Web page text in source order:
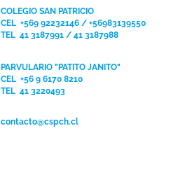
COLEGIO SAN PATRICIO
CEL +569 92232146 / +56983139550
TEL 41 3187991 / 41 3187988
PARVULARIO "PATITO JANITO"
CEL +56 9 6170 8210
TEL 41 3220493
contacto@cspch.cl